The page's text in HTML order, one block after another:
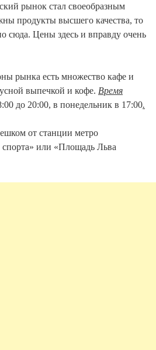
рынок стал своеобразным
продукты высшего качества, то
сюда. Цены здесь и вправду очень
рынка есть множество кафе и
выпечкой и кофе. Время
до 20:00, в понедельник в 17:00.
от станции метро
спорта» или «Площадь Льва